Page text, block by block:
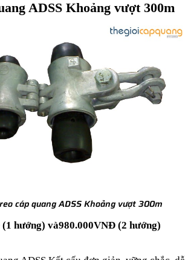
ADSS Khoảng vượt 300m
cáp quang ADSS Khoảng vượt 300m
hướng) và980.000VNĐ (2 hướng)